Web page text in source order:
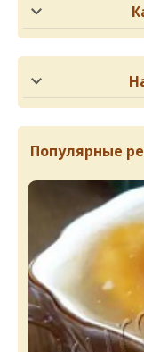
Популярные